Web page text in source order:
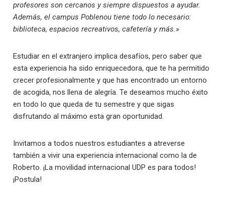
profesores son cercanos y siempre dispuestos a ayudar.
Además, el campus Poblenou tiene todo lo necesario:
biblioteca, espacios recreativos, cafetería y más.»
Estudiar en el extranjero implica desafíos, pero saber que
esta experiencia ha sido enriquecedora, que te ha permitido
crecer profesionalmente y que has encontrado un entorno
de acogida, nos llena de alegría. Te deseamos mucho éxito
en todo lo que queda de tu semestre y que sigas
disfrutando al máximo esta gran oportunidad.
Invitamos a todos nuestros estudiantes a atreverse
también a vivir una experiencia internacional como la de
Roberto. ¡La movilidad internacional UDP es para todos!
¡Postula!